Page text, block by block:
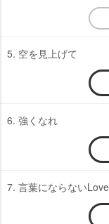
5. 空を見上げて
6. 強くなれ
7. 言葉にならない